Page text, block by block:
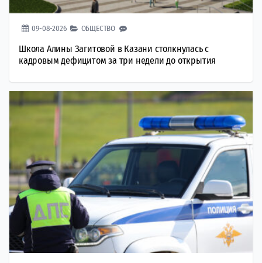
09-08-2026 ОБЩЕСТВО
Школа Алины Загитовой в Казани столкнулась с
кадровым дефицитом за три недели до открытия